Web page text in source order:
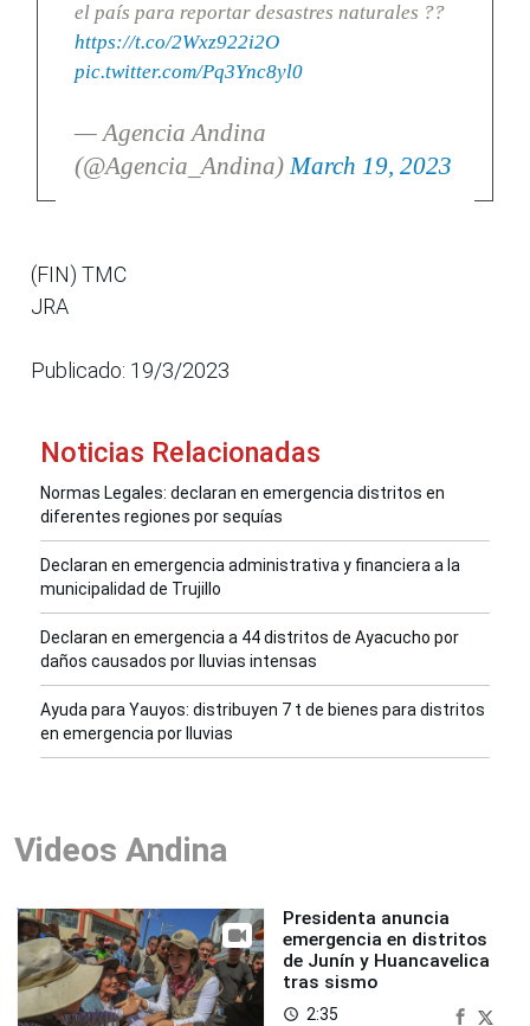
el país para reportar desastres naturales ??
https://t.co/2Wxz922i2O
pic.twitter.com/Pq3Ync8yl0
— Agencia Andina
(@Agencia_Andina)March 19, 2023
(FIN) TMC
JRA
Publicado: 19/3/2023
Noticias Relacionadas
Normas Legales: declaran en emergencia distritos en
diferentes regiones por sequías
Declaran en emergencia administrativa y financiera a la
municipalidad de Trujillo
Declaran en emergencia a 44 distritos de Ayacucho por
daños causados por lluvias intensas
Ayuda para Yauyos: distribuyen 7 t de bienes para distritos
en emergencia por lluvias
Videos Andina
Presidenta anuncia
emergencia en distritos
de Junín y Huancavelica
tras sismo
access_time 2:35